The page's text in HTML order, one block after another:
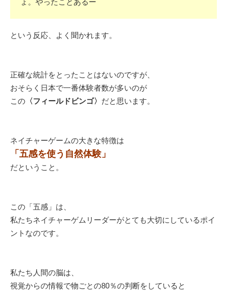
ょ。やったことあるー
という反応、よく聞かれます。
正確な統計をとったことはないのですが、
おそらく日本で一番体験者数が多いのが
この 〈フィールドビンゴ〉 だと思います。
ネイチャーゲームの大きな特徴は
「五感を使う自然体験」
だということ。
この「五感」は、
私たちネイチャーゲムリーダーがとても大切にしているポイ
ントなのです。
私たち人間の脳は、
視覚からの情報で物ごとの80％の判断をしていると